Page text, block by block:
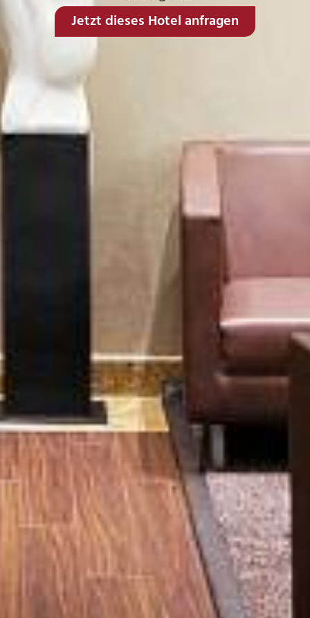
Jetzt dieses Hotel anfragen